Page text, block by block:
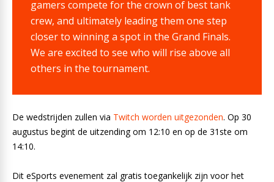
gamers compete for the crown of best tank
crew, and ultimately leading them one step
closer to winning a spot in the Grand Finals.
We are excited to see who will rise above all
others in the tournament.
De wedstrijden zullen via Twitch worden uitgezonden. Op 30
augustus begint de uitzending om 12:10 en op de 31ste om
14:10.
Dit eSports evenement zal gratis toegankelijk zijn voor het